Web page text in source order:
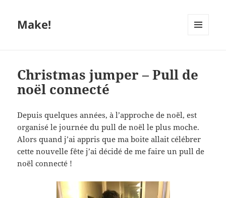
Make!
Christmas jumper – Pull de
noël connecté
Depuis quelques années, à l’approche de noël, est
organisé le journée du pull de noël le plus moche.
Alors quand j’ai appris que ma boite allait célébrer
cette nouvelle fête j’ai décidé de me faire un pull de
noël connecté !